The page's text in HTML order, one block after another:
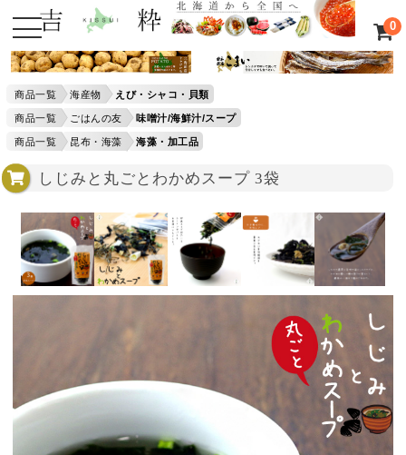
0
商品一覧 海産物 えび・シャコ・貝類
商品一覧 ごはんの友 味噌汁/海鮮汁/スープ
商品一覧 昆布・海藻 海藻・加工品
しじみと丸ごとわかめスープ 3袋